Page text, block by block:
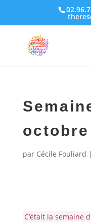
octobre
par Cécile Fouliard |
C’était la semaine